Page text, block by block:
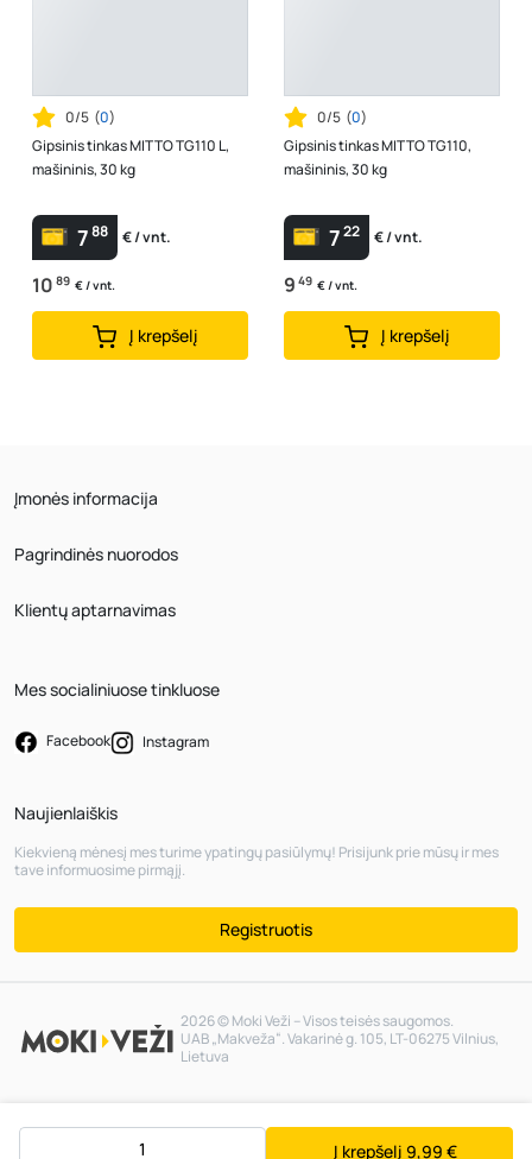
Į krepšelį 9,99 €
0/5 (0)
Gipsinis tinkas MITTO TG110 L,
mašininis, 30 kg
788 € / vnt.
10 89 € / vnt.
Į krepšelį
0/5 (0)
Gipsinis tinkas MITTO TG110,
mašininis, 30 kg
722 € / vnt.
9 49 € / vnt.
Į krepšelį
Įmonės informacija
Pagrindinės nuorodos
Klientų aptarnavimas
Mes socialiniuose tinkluose
Facebook Instagram
Naujienlaiškis
Kiekvieną mėnesį mes turime ypatingų pasiūlymų! Prisijunk prie mūsų ir mes
tave informuosime pirmąjį.
Registruotis
2026 © Moki Veži – Visos teisės saugomos.
UAB „Makveža“. Vakarinė g. 105, LT-06275 Vilnius,
Lietuva